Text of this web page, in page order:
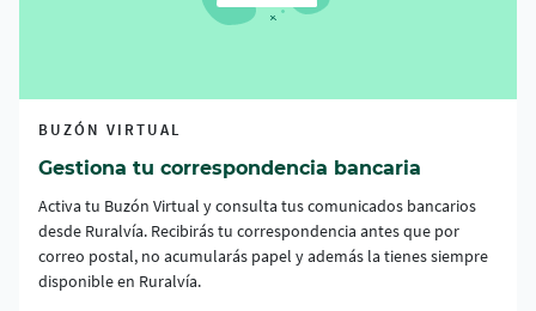
BUZÓN VIRTUAL
Gestiona tu correspondencia bancaria
Activa tu Buzón Virtual y consulta tus comunicados bancarios
desde Ruralvía. Recibirás tu correspondencia antes que por
correo postal, no acumularás papel y además la tienes siempre
disponible en Ruralvía.